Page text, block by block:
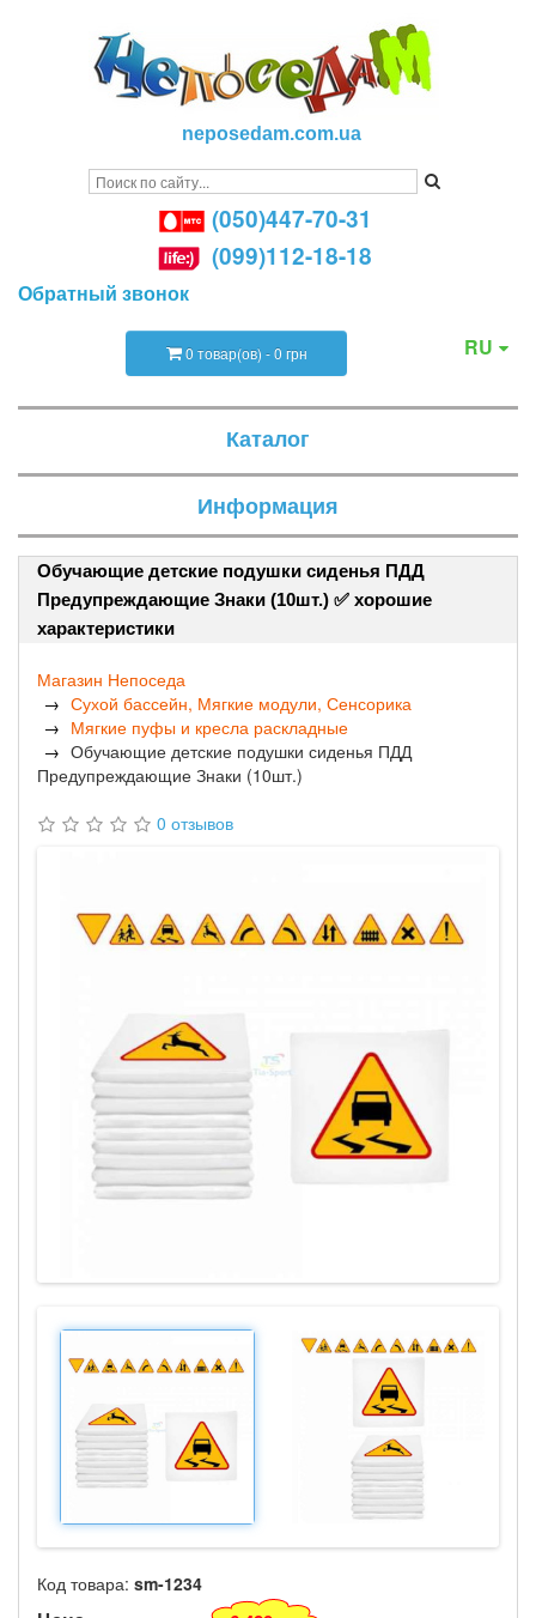
neposedam.com.ua
(050)447-70-31
(099)112-18-18
Обратный звонок
RU
0 товар(ов) - 0 грн
Каталог
Информация
Обучающие детские подушки сиденья ПДД
Предупреждающие Знаки (10шт.) ✅ хорошие
характеристики
Магазин Непоседа
Сухой бассейн, Мягкие модули, Сенсорика
Мягкие пуфы и кресла раскладные
Обучающие детские подушки сиденья ПДД
Предупреждающие Знаки (10шт.)
0 отзывов
Код товара: sm-1234